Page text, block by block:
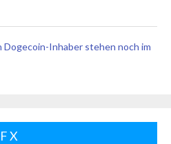
Inhaber stehen noch im
X